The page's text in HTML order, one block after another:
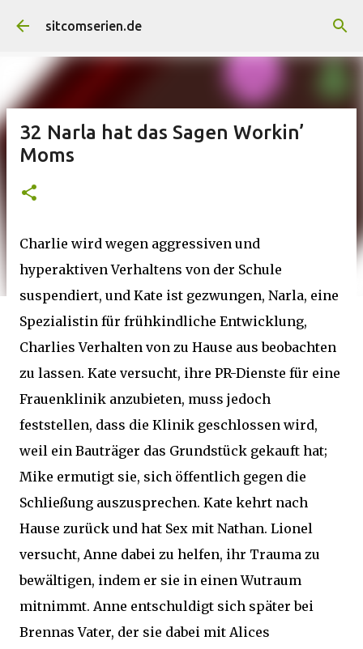
Direkt zum Hauptbereich
sitcomserien.de
32 Narla hat das Sagen Workin’
Moms
Charlie wird wegen aggressiven und
hyperaktiven Verhaltens von der Schule
suspendiert, und Kate ist gezwungen, Narla, eine
Spezialistin für frühkindliche Entwicklung,
Charlies Verhalten von zu Hause aus beobachten
zu lassen. Kate versucht, ihre PR-Dienste für eine
Frauenklinik anzubieten, muss jedoch
feststellen, dass die Klinik geschlossen wird,
weil ein Bauträger das Grundstück gekauft hat;
Mike ermutigt sie, sich öffentlich gegen die
Schließung auszusprechen. Kate kehrt nach
Hause zurück und hat Sex mit Nathan. Lionel
versucht, Anne dabei zu helfen, ihr Trauma zu
bewältigen, indem er sie in einen Wutraum
mitnimmt. Anne entschuldigt sich später bei
Brennas Vater, der sie dabei mit Alices